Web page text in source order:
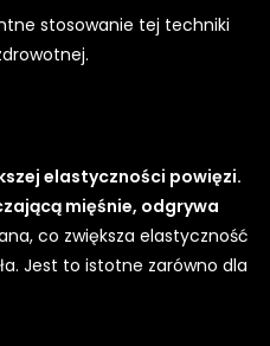
stosowanie tej techniki
elastyczności powięzi.
mięśnie, odgrywa
co zwiększa elastyczność
Jest to istotne zarówno dla